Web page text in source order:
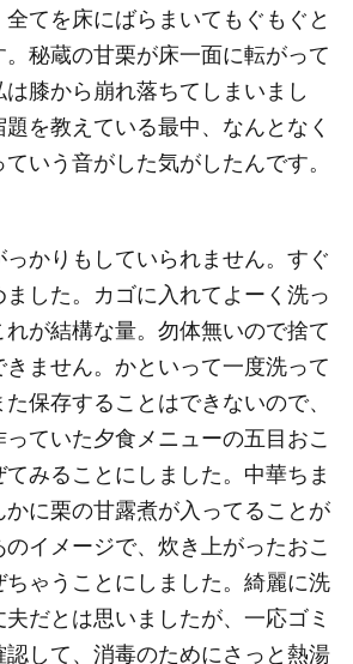
てを床にばらまいてもぐもぐと
秘蔵の甘栗が床一面に転がって
膝から崩れ落ちてしまいまし
を教えている最中、なんとなく
いう音がした気がしたんです。
かりもしていられません。すぐ
した。カゴに入れてよーく洗っ
が結構な量。勿体無いので捨て
ません。かといって一度洗って
保存することはできないので、
ていた夕食メニューの五目おこ
みることにしました。中華ちま
かに栗の甘露煮が入ってることが
イメージで、炊き上がったおこ
ゃうことにしました。綺麗に洗
だとは思いましたが、一応ゴミ
して、消毒のためにさっと熱湯